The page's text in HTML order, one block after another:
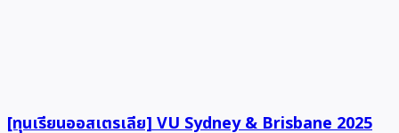
[ทุนเรียนออสเตรเลีย] VU Sydney & Brisbane 2025